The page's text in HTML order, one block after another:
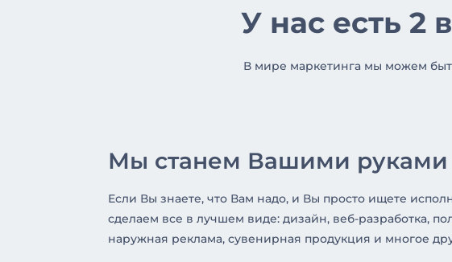
У нас есть 2
В мире маркетинга мы можем
Мы станем Вашими руками
Если Вы знаете, что Вам надо, и Вы просто ищете
сделаем все в лучшем виде: дизайн, веб-разработка,
наружная реклама, сувенирная продукция и многое